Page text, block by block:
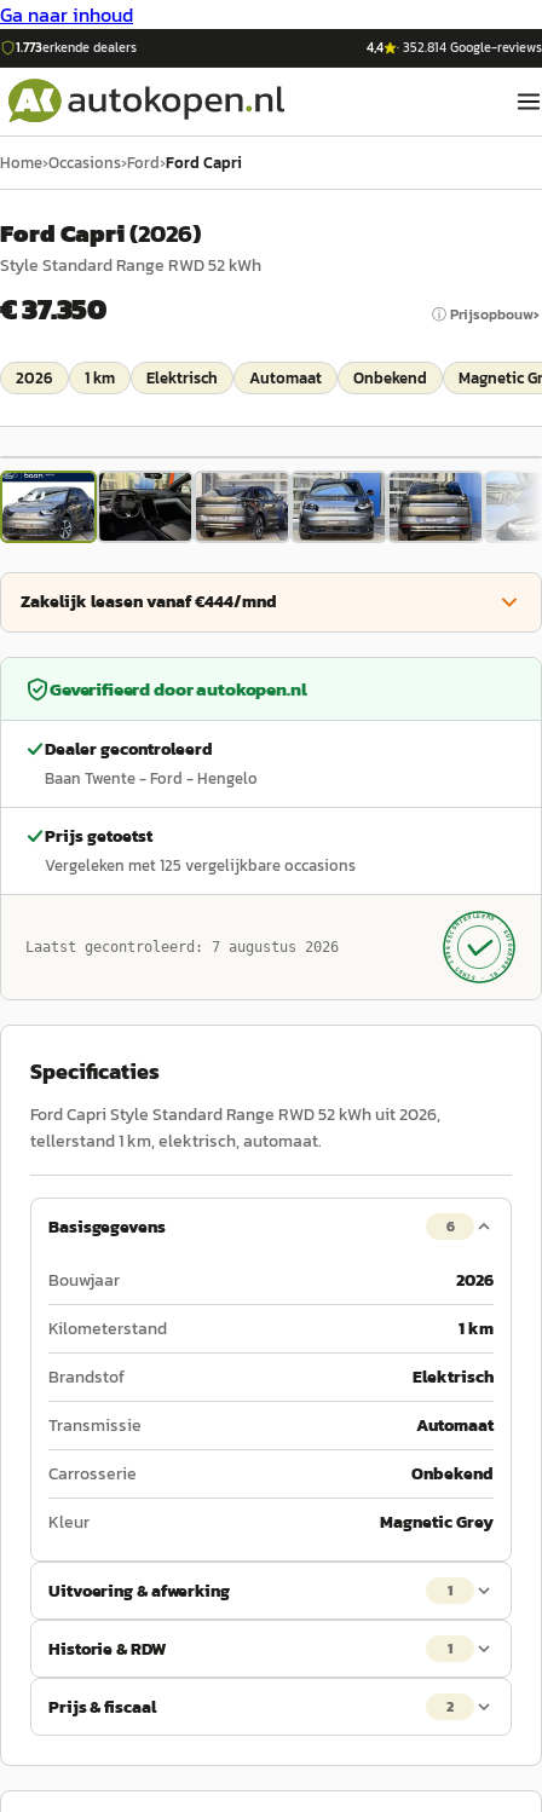
Ga naar inhoud
1.773erkende dealers 4,4 ·352.814Google-reviews
Home›Occasions›Ford›Ford Capri
Ford Capri(2026)
Style Standard Range RWD 52 kWh
€ 37.350 ⓘ Prijsopbouw
2026 1 km Elektrisch Automaat Onbekend Magnetic
1/36
Zakelijk leasen vanaf €444/mnd
Geverifieerd doorautokopen.nl
Dealer gecontroleerd
Baan Twente - Ford - Hengelo
Prijs getoetst
Vergeleken met125 vergelijkbare occasions
Laatst gecontroleerd: 7 augustus 2026 GECONTROLEERD ·
AUTOKOPEN.NL
· SINDS 1999 ·
Specificaties
Ford Capri Style Standard Range RWD 52 kWh uit 2026,
tellerstand 1 km, elektrisch, automaat.
Basisgegevens 6
Bouwjaar
2026
Kilometerstand
1 km
Brandstof
Elektrisch
Transmissie
Automaat
Carrosserie
Onbekend
Kleur
Magnetic Grey
Uitvoering & afwerking 1
Historie & RDW 1
Prijs & fiscaal 2